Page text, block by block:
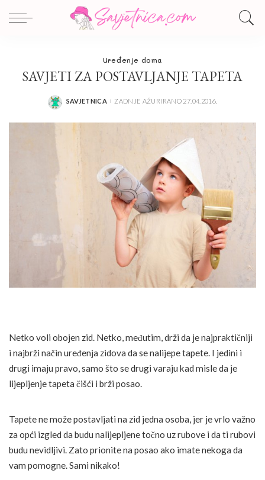
Uređenje doma
SAVJETI ZA POSTAVLJANJE TAPETA
POSTED
SAVJETNICA ZADNJE AŽURIRANO 27.04.2016.
Netko voli obojen zid. Netko, međutim, drži da je najpraktičniji
i najbrži način uređenja zidova da se nalijepe tapete. I jedini i
drugi imaju pravo, samo što se drugi varaju kad misle da je
lijepljenje tapeta čišći i brži posao.
Tapete ne može postavljati na zid jedna osoba, jer je vrlo važno
za opći izgled da budu nalijepljene točno uz rubove i da ti rubovi
budu nevidljivi. Zato prionite na posao ako imate nekoga da
vam pomogne. Sami nikako!